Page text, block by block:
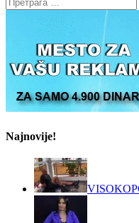
за:
Najnovije!